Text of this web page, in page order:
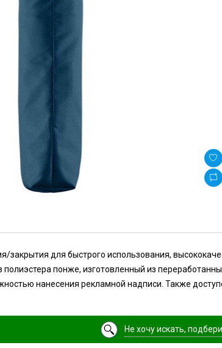
закрытия для быстрого использования,
понже, изготовленный из
нанесения рекламной надписи. Также
Не хочу искать,